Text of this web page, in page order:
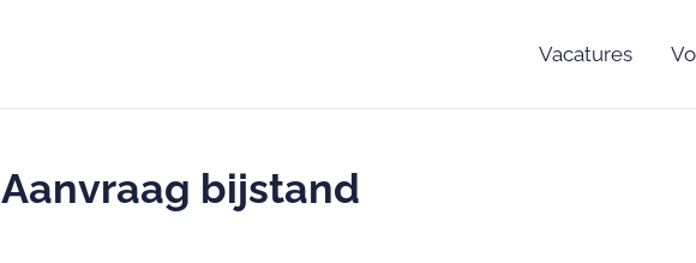
Vacatures
Aanvraag bijstand